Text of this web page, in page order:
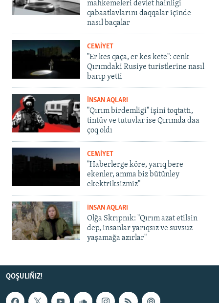
mahkemeleri devlet hainligi
qabaatlavlarını daqqalar içinde
nasıl baqalar
CEMİYET
"Er kes qaça, er kes kete": cenk
Qırımdaki Rusiye turistlerine nasıl
barıp yetti
İNSAN AQLARI
"Qırım birdemligi" işini toqtattı,
tintüv ve tutuvlar ise Qırımda daa
çoq oldı
CEMİYET
"Haberlerge köre, yarıq bere
ekenler, amma biz bütünley
ekektriksizmiz"
İNSAN AQLARI
Olğa Skrıpnık: "Qırım azat etilsin
dep, insanlar yarıqsız ve suvsuz
yaşamağa azırlar"
QOŞULIÑIZ!